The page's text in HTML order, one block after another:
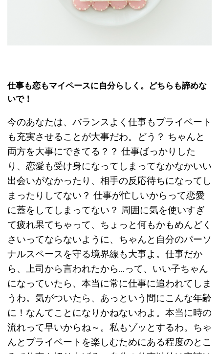
仕事も恋もマイペースに自分らしく。どちらも諦めな
いで！
今のあなたは、バランスよく仕事もプライベート
も充実させることが大事だわ。どう？ ちゃんと
両方を大事にできてる？？ 仕事ばっかりした
り、恋愛も受け身になってしまってなかなかいい
出会いがなかったり、相手の反応待ちになってし
まったりしてない？ 仕事が忙しいからって恋愛
に蓋をしてしまってない？ 周囲に気を使いすぎ
て疲れ果てちゃって、ちょっと何もかもめんどく
さいってならないように、ちゃんと自分のパーソ
ナルスペースを守る境界線も大事よ。仕事だか
ら、上司から言われたから…って、いい子ちゃん
になっていたら、本当に常に仕事に追われてしま
うわ。気がついたら、あっという間にこんな年齢
に！なんてことになりかねないわよ。本当に時の
流れって早いからね～。私もゾッとするわ。ちゃ
んとプライベートを楽しむためにある程度のとこ